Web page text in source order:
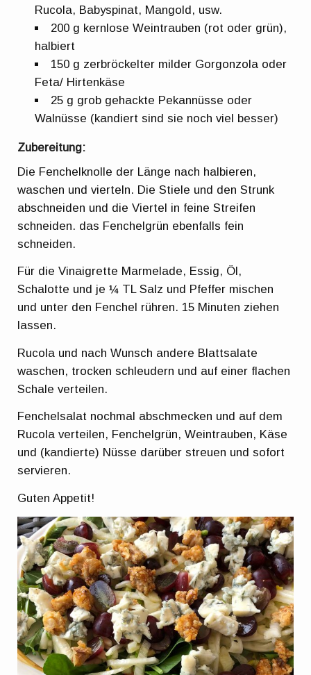
Rucola, Babyspinat, Mangold, usw.
200 g kernlose Weintrauben (rot oder grün),
halbiert
150 g zerbröckelter milder Gorgonzola oder
Feta/ Hirtenkäse
25 g grob gehackte Pekannüsse oder
Walnüsse (kandiert sind sie noch viel besser)
Zubereitung:
Die Fenchelknolle der Länge nach halbieren,
waschen und vierteln. Die Stiele und den Strunk
abschneiden und die Viertel in feine Streifen
schneiden. das Fenchelgrün ebenfalls fein
schneiden.
Für die Vinaigrette Marmelade, Essig, Öl,
Schalotte und je ¼ TL Salz und Pfeffer mischen
und unter den Fenchel rühren. 15 Minuten ziehen
lassen.
Rucola und nach Wunsch andere Blattsalate
waschen, trocken schleudern und auf einer flachen
Schale verteilen.
Fenchelsalat nochmal abschmecken und auf dem
Rucola verteilen, Fenchelgrün, Weintrauben, Käse
und (kandierte) Nüsse darüber streuen und sofort
servieren.
Guten Appetit!